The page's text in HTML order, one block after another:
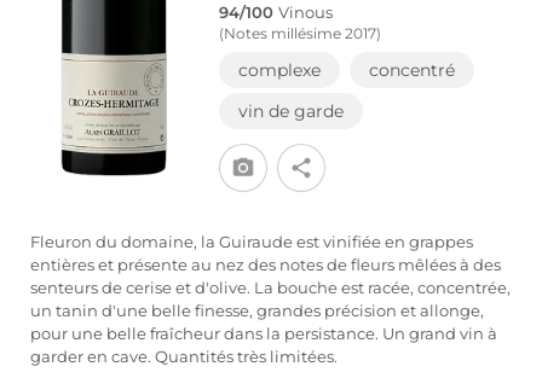
94/100 Vinous
(Notes millésime 2017)
complexe
concentré
vin de garde
Fleuron du domaine, la Guiraude est vinifiée en grappes
entières et présente au nez des notes de fleurs mêlées à des
senteurs de cerise et d'olive. La bouche est racée, concentrée,
un tanin d'une belle finesse, grandes précision et allonge,
pour une belle fraîcheur dans la persistance. Un grand vin à
garder en cave. Quantités très limitées.